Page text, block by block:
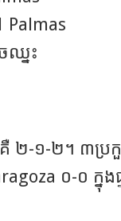
Palmas
ឈ្នះ
២-១-២។ ៣ប្រ
០-០ ក្